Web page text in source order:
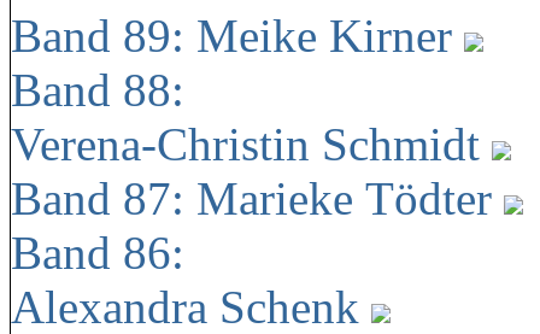
Band 89: Meike Kirner
Band 88:
Verena-Christin Schmidt
Band 87: Marieke Tödter
Band 86:
Alexandra Schenk